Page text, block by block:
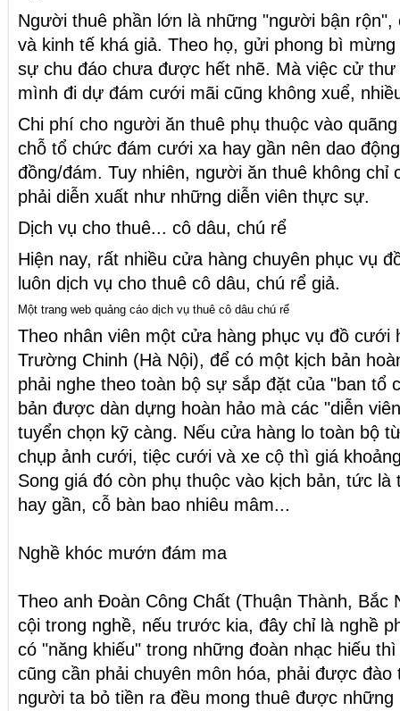
Người thuê phần lớn là những "người bận rộn",
và kinh tế khá giả. Theo họ, gửi phong bì
sự chu đáo chưa được hết nhẽ. Mà việc cử
mình đi dự đám cưới mãi cũng không xuể,
Chi phí cho người ăn thuê phụ thuộc vào
chỗ tổ chức đám cưới xa hay gần nên dao
đồng/đám. Tuy nhiên, người ăn thuê không chỉ
phải diễn xuất như những diễn viên thực sự.
Dịch vụ cho thuê... cô dâu, chú rể
Hiện nay, rất nhiều cửa hàng chuyên phục vụ
luôn dịch vụ cho thuê cô dâu, chú rể giả.
Một trang web quảng cáo dịch vụ thuê cô dâu chú rể
Theo nhân viên một cửa hàng phục vụ đồ cưới
Trường Chinh (Hà Nội), để có một kịch bản
phải nghe theo toàn bộ sự sắp đặt của "ban tổ
bản được dàn dựng hoàn hảo mà các "diễn
tuyển chọn kỹ càng. Nếu cửa hàng lo toàn bộ
chụp ảnh cưới, tiệc cưới và xe cộ thì giá
Song giá đó còn phụ thuộc vào kịch bản, tức
hay gần, cỗ bàn bao nhiêu mâm...
Nghề khóc mướn đám ma
Theo anh Đoàn Công Chất (Thuận Thành, Bắc
cội trong nghề, nếu trước kia, đây chỉ là nghề
có "năng khiếu" trong những đoàn nhạc hiếu
cũng cần phải chuyên môn hóa, phải được đào
người ta bỏ tiền ra đều mong thuê được